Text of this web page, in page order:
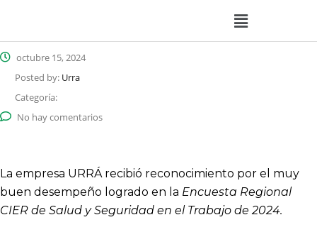
octubre 15, 2024
Posted by: Urra
Categoría:
No hay comentarios
La empresa URRÁ recibió reconocimiento por el muy
buen desempeño logrado en la Encuesta Regional
CIER de Salud y Seguridad en el Trabajo de 2024.